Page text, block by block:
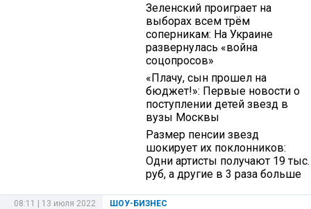
Зеленский проиграет на
выборах всем трём
соперникам: На Украине
развернулась «война
соцопросов»
«Плачу, сын прошел на
бюджет!»: Первые новости о
поступлении детей звезд в
вузы Москвы
Размер пенсии звезд
шокирует их поклонников:
Одни артисты получают 19 тыс.
руб, а другие в 3 раза больше
ШОУ-БИЗНЕС
08:11 | 13 июля 2022